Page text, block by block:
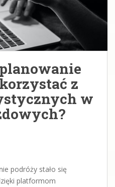
z
w
podróży stało się
platformom